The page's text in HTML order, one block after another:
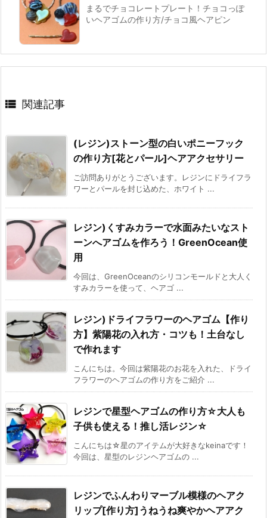
まるでチョコレートプレート！チョコっぽ
いヘアゴムの作り方/チョコ風ヘアピン
 関連記事
(レジン)ストーン型の白いポニーフック
の作り方[花とパール]ヘアアクセサリー
ご訪問ありがとうございます。レジンにドライフラ
ワーとパールを封じ込めた、ホワイト ...
レジン)くすみカラーで水面みたいなスト
ーンへアゴムを作ろう！GreenOcean使
用
今回は、GreenOceanのシリコンモールドと大人く
すみカラーを使って、ヘアゴ ...
レジン)ドライフラワーのヘアゴム【作り
方】紫陽花の入れ方・コツも！土台なし
で作れます
こんにちは。今回は紫陽花のお花を入れた、ドライ
フラワーのヘアゴムの作り方をご紹介 ...
レジンで星型ヘアゴムの作り方☆大人も
子供も使える！推し活レジン☆
こんにちは☆星のアイテムが大好きなkeinaです！
今回は、星型のレジンヘアゴムの ...
レジンでふんわりマーブル模様のヘアク
リップ[作り方]うねうね爽やかヘアアク